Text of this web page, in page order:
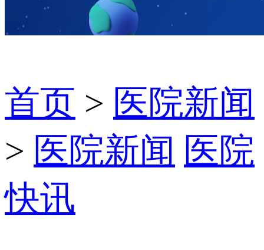
首页 > 医院新闻
> 医院新闻 医院
快讯